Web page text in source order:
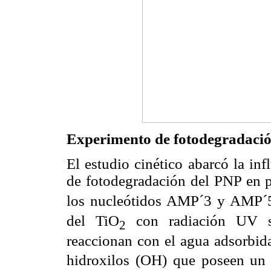
Experimento de
El estudio cinético abarcó la
de fotodegradación del PNP en
los nucleótidos AMP´3 y
del TiO2
con radiación UV
reaccionan con el agua
hidroxilos (OH) que poseen